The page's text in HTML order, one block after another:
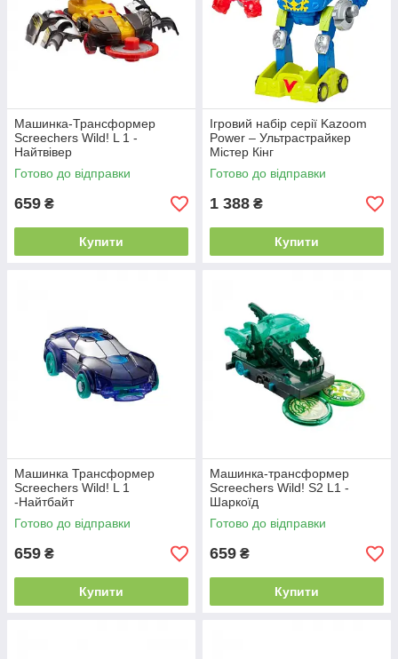
Машинка-Трансформер
Screechers Wild! L 1 -
Найтвівер
Готово до відправки
659 ₴
Купити
Ігровий набір серії Kazoom
Power – Ультрастрайкер
Містер Кінг
Готово до відправки
1 388 ₴
Купити
Машинка Трансформер
Screechers Wild! L 1
-Найтбайт
Готово до відправки
659 ₴
Купити
Машинка-трансформер
Screechers Wild! S2 L1 -
Шаркоїд
Готово до відправки
659 ₴
Купити